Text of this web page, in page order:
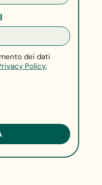
dei dati
Policy.